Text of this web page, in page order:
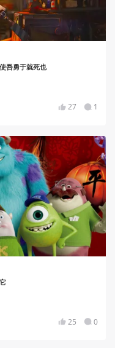
吾勇于就死也
27 1
25 0